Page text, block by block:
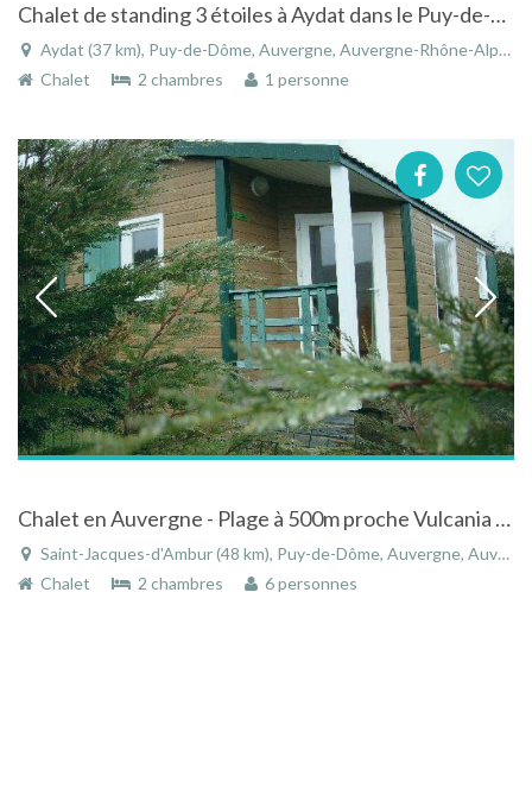
Chalet de standing 3 étoiles à Aydat dans le Puy-de-Dôme en Auvergne
Aydat (37 km), Puy-de-Dôme, Auvergne, Auvergne-Rhône-Alpes, France
Chalet
2 chambres 1 personne
Chalet en Auvergne - Plage à 500m proche Vulcania et de Clermont-Ferrand
Saint-Jacques-d'Ambur (48 km), Puy-de-Dôme, Auvergne, Auvergne-Rhône-Alpes, France
Chalet
2 chambres 6 personnes